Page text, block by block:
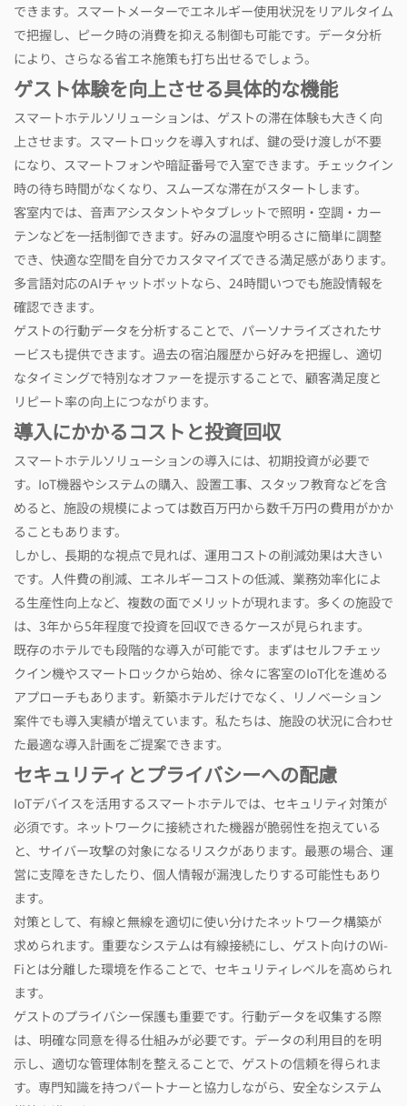
できます。スマートメーターでエネルギー使用状況をリアルタイム
で把握し、ピーク時の消費を抑える制御も可能です。データ分析
により、さらなる省エネ施策も打ち出せるでしょう。
ゲスト体験を向上させる具体的な機能
スマートホテルソリューションは、ゲストの滞在体験も大きく向
上させます。スマートロックを導入すれば、鍵の受け渡しが不要
になり、スマートフォンや暗証番号で入室できます。チェックイン
時の待ち時間がなくなり、スムーズな滞在がスタートします。
客室内では、音声アシスタントやタブレットで照明・空調・カー
テンなどを一括制御できます。好みの温度や明るさに簡単に調整
でき、快適な空間を自分でカスタマイズできる満足感があります。
多言語対応のAIチャットボットなら、24時間いつでも施設情報を
確認できます。
ゲストの行動データを分析することで、パーソナライズされたサ
ービスも提供できます。過去の宿泊履歴から好みを把握し、適切
なタイミングで特別なオファーを提示することで、顧客満足度と
リピート率の向上につながります。
導入にかかるコストと投資回収
スマートホテルソリューションの導入には、初期投資が必要で
す。IoT機器やシステムの購入、設置工事、スタッフ教育などを含
めると、施設の規模によっては数百万円から数千万円の費用がかか
ることもあります。
しかし、長期的な視点で見れば、運用コストの削減効果は大きい
です。人件費の削減、エネルギーコストの低減、業務効率化によ
る生産性向上など、複数の面でメリットが現れます。多くの施設で
は、3年から5年程度で投資を回収できるケースが見られます。
既存のホテルでも段階的な導入が可能です。まずはセルフチェッ
クイン機やスマートロックから始め、徐々に客室のIoT化を進める
アプローチもあります。新築ホテルだけでなく、リノベーション
案件でも導入実績が増えています。私たちは、施設の状況に合わせ
た最適な導入計画をご提案できます。
セキュリティとプライバシーへの配慮
IoTデバイスを活用するスマートホテルでは、セキュリティ対策が
必須です。ネットワークに接続された機器が脆弱性を抱えている
と、サイバー攻撃の対象になるリスクがあります。最悪の場合、運
営に支障をきたしたり、個人情報が漏洩したりする可能性もあり
ます。
対策として、有線と無線を適切に使い分けたネットワーク構築が
求められます。重要なシステムは有線接続にし、ゲスト向けのWi-
Fiとは分離した環境を作ることで、セキュリティレベルを高められ
ます。
ゲストのプライバシー保護も重要です。行動データを収集する際
は、明確な同意を得る仕組みが必要です。データの利用目的を明
示し、適切な管理体制を整えることで、ゲストの信頼を得られま
す。専門知識を持つパートナーと協力しながら、安全なシステム